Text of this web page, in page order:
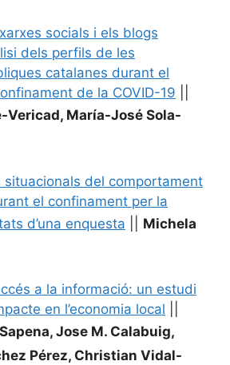
socials i els blogs
dels perfils de les
catalanes durant el
de la COVID-19
Vericad, María-José Sola-
situacionals del comportament
el confinament per la
d’una enquesta
Michela
a la informació: un estudi
en l’economia local
Jose M. Calabuig,
Pérez, Christian Vidal-